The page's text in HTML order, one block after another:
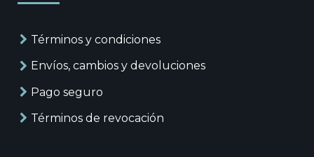
Términos y condiciones
Envíos, cambios y devoluciones
Pago seguro
Términos de revocación